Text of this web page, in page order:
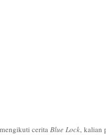
cerita Blue Lock, kalian